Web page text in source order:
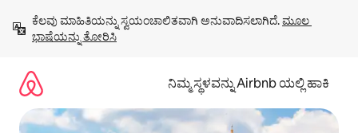
ಹೋಗಿ
ಕೆಲವು ಮಾಹಿತಿಯನ್ನು ಸ್ವಯಂಚಾಲಿತವಾಗಿ ಅನುವಾದಿಸಲಾಗಿದೆ. ಮೂಲ
ಭಾಷೆಯನ್ನು ತೋರಿಸಿ
ನಿಮ್ಮ ಸ್ಥಳವನ್ನು Airbnb ಯಲ್ಲಿ ಹಾಕಿ